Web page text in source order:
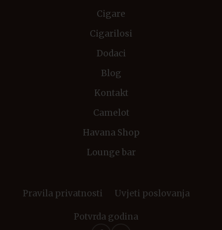
Cigare
Cigarilosi
Dodaci
Blog
Kontakt
Camelot
Havana Shop
Lounge bar
Pravila privatnosti Uvjeti poslovanja
Potvrda godina